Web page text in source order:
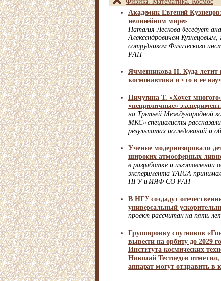
Академик Евгений
нелинейном мире»
Наталия Лескова беседует
Александровичем
сотрудником Физического
РАН
Ячменникова Н. Куда летит
космонавтика и что в ее
Пичугина Т. «Хочет
«неприличные»
на Третьей Международной
МКС» специалисты
результатах исследований и
Ученые модернизировали
широких атмосферных
в разработке и изготовлении
эксперимента TAIGA
НГУ и ИЯФ СО РАН
В НГУ создадут
универсальный
проект рассчитан на пять
Группировку спутников
вывести на орбиту до 2029
Института космических
Николай Тестоедов
аппарат могут отправить в